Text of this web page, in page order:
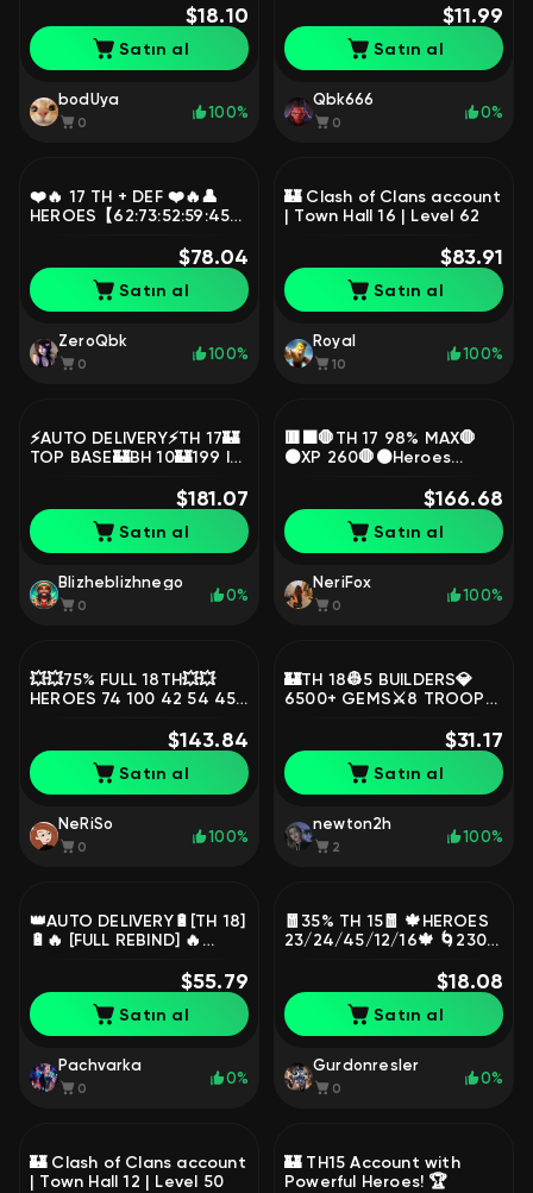
$18.10
Satın al
bodUya
0
100%
SECRET METHOD🔥AUTO-
DELIVERY🔥
$11.99
Satın al
Qbk666
0
0%
❤️🔥 17 TH + DEF ❤️🔥👤
HEROES【62:73:52:59:45】
SCENERY + PUMPED GEAR
$78.04
Satın al
ZeroQbk
0
100%
🏰 Clash of Clans account
| Town Hall 16 | Level 62
$83.91
Satın al
Royal
10
100%
⚡️AUTO DELIVERY⚡️TH 17🏰
TOP BASE🏰BH 10🏰199 lvl
ETERNAL WARRANTY🪙
$181.07
Satın al
Blizheblizhnego
0
0%
🟥⬛🛑TH 17 98% MAX🛑
⚫XP 260🛑⚫Heroes
K100/Q100/MP85/W75/RC50
🛑⚫With Gmail🛑Gems
160⚫Full Access🛑⬛🟥
$166.68
Satın al
NeriFox
0
100%
💥💥75% FULL 18TH💥💥
HEROES 74 100 42 54 45
SKINS💥💥10 CCS💥💥5
DECORATIONS💥💥
$143.84
Satın al
NeRiSo
0
100%
🏰TH 18👷5 BUILDERS💎
6500+ GEMS⚔8 TROOP
🏝BUILDER BASE 6-8🌍
GLOBAL📈RUSH/MEDIUM
PROGRESSION⚡
$31.17
Satın al
newton2h
2
100%
👑AUTO DELIVERY🔋[TH 18]
🔋🔥 [FULL REBIND] 🔥
$55.79
Satın al
Pachvarka
0
0%
🧧35% TH 15🧧 🍁HEROES
23/24/45/12/16🍁 🌀230
✅AUTO-DELIVERY✅$18.08
Satın al
Gurdonresler
0
0%
🏰 Clash of Clans account
| Town Hall 12 | Level 50
🏰 TH15 Account with
Powerful Heroes! 🏆